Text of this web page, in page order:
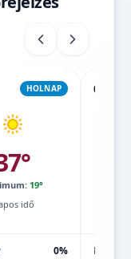
HOLNAP
19°
idő
0%
08. 11.
Eső